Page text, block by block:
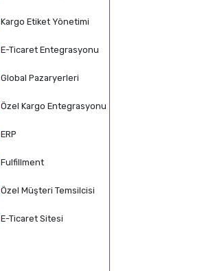
Kargo Etiket Yönetimi
E-Ticaret Entegrasyonu
Global Pazaryerleri
Özel Kargo Entegrasyonu
ERP
Fulfillment
Özel Müşteri Temsilcisi
E-Ticaret Sitesi